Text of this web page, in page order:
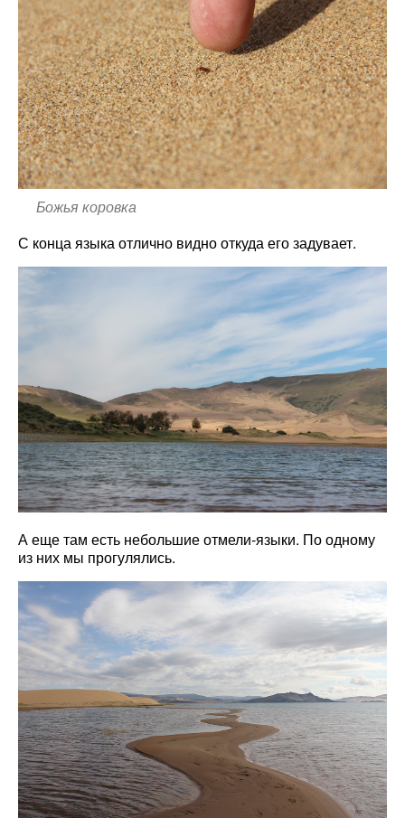
Божья коровка
С конца языка отлично видно откуда его задувает.
А еще там есть небольшие отмели-языки. По одному
из них мы прогулялись.